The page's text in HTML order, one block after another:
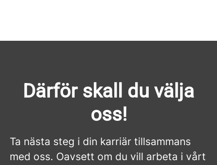
Därför skall du välja
oss!
Ta nästa steg i din karriär tillsammans
med oss. Oavsett om du vill arbeta i vårt